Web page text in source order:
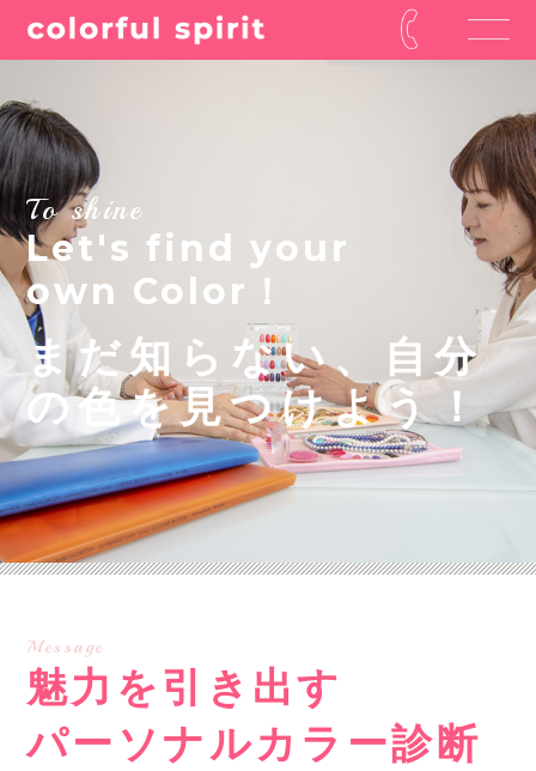
To shine
Let's find your
own Color！
まだ知らない、自分
の色を見つけよう！
Message
魅力を引き出す
パーソナルカラー診断